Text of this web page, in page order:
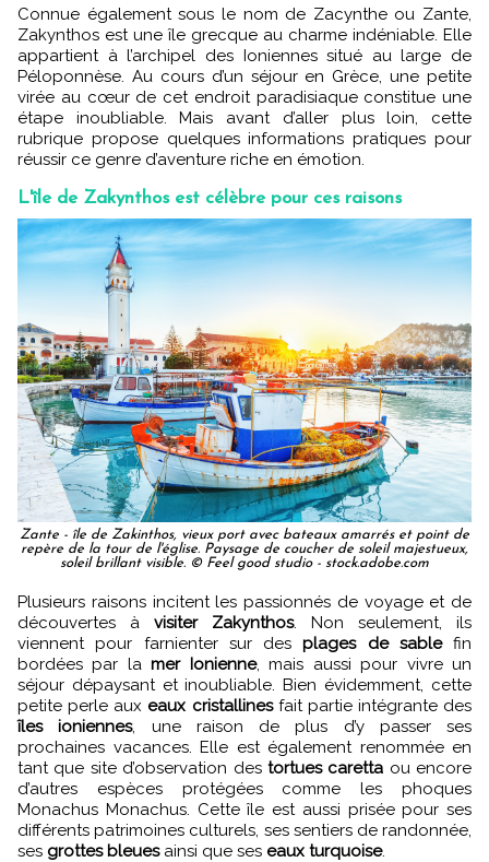
Connue également sous le nom de Zacynthe ou Zante,
Zakynthos est une île grecque au charme indéniable. Elle
appartient à l’archipel des Ioniennes situé au large de
Péloponnèse. Au cours d’un séjour en Grèce, une petite
virée au cœur de cet endroit paradisiaque constitue une
étape inoubliable. Mais avant d’aller plus loin, cette
rubrique propose quelques informations pratiques pour
réussir ce genre d’aventure riche en émotion.
L'île de Zakynthos est célèbre pour ces raisons
Zante - île de Zakinthos, vieux port avec bateaux amarrés et point de
repère de la tour de l'église. Paysage de coucher de soleil majestueux,
soleil brillant visible. © Feel good studio - stock.adobe.com
Plusieurs raisons incitent les passionnés de voyage et de
découvertes à visiter Zakynthos. Non seulement, ils
viennent pour farnienter sur desplages de sablefin
bordées par lamer Ionienne, mais aussi pour vivre un
séjour dépaysant et inoubliable. Bien évidemment, cette
petite perle aux eaux cristallinesfait partie intégrante des
îles ioniennes, une raison de plus d’y passer ses
prochaines vacances. Elle est également renommée en
tant que site d’observation des tortues caretta ou encore
d’autres espèces protégées comme les phoques
Monachus Monachus. Cette île est aussi prisée pour ses
différents patrimoines culturels, ses sentiers de randonnée,
ses grottes bleuesainsi que ses eaux turquoise.